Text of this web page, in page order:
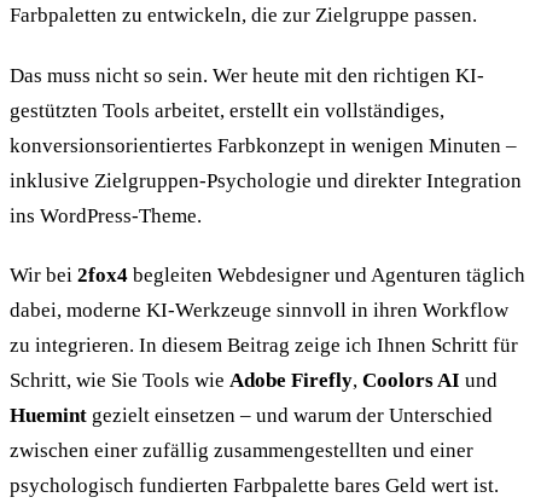
Farbpaletten zu entwickeln, die zur Zielgruppe passen.
Das muss nicht so sein. Wer heute mit den richtigen KI-
gestützten Tools arbeitet, erstellt ein vollständiges,
konversionsorientiertes Farbkonzept in wenigen Minuten –
inklusive Zielgruppen-Psychologie und direkter Integration
ins WordPress-Theme.
Wir bei 2fox4 begleiten Webdesigner und Agenturen täglich
dabei, moderne KI-Werkzeuge sinnvoll in ihren Workflow
zu integrieren. In diesem Beitrag zeige ich Ihnen Schritt für
Schritt, wie Sie Tools wie Adobe Firefly, Coolors AI und
Huemint gezielt einsetzen – und warum der Unterschied
zwischen einer zufällig zusammengestellten und einer
psychologisch fundierten Farbpalette bares Geld wert ist.